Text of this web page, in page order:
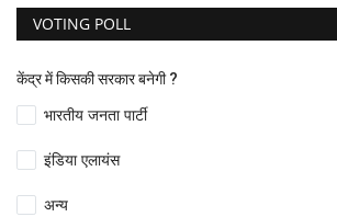
VOTING POLL
केंद्र में किसकी सरकार बनेगी ?
भारतीय जनता पार्टी
इंडिया एलायंस
अन्य